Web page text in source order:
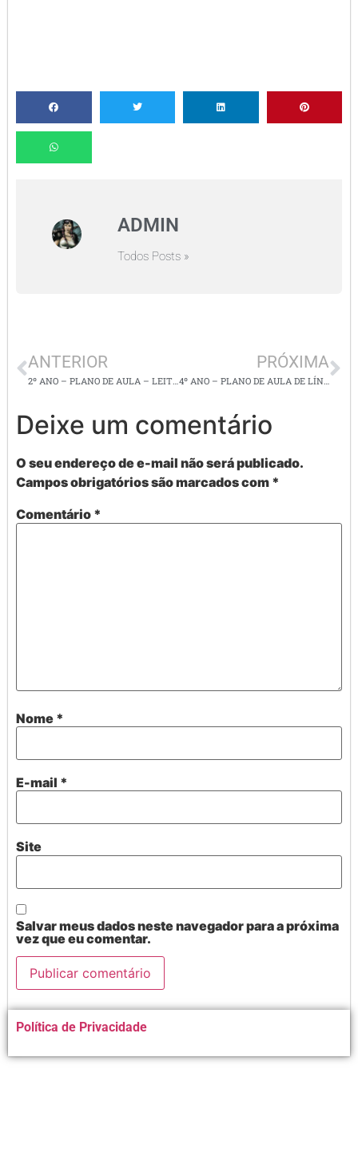
ADMIN
Todos Posts »
ANTERIOR
2º ANO – PLANO DE AULA – LEITURA, INTERPRETAÇÃO, GRAU DO SUBSTANTIVO COM ATIVIDADES
PRÓXIMA
4º ANO – PLANO DE AULA DE LÍNGUA PORTUGUESA – TEMPO VERBAL / LEITURA E INTERPRETAÇÃO DE TEXTOS
Deixe um comentário
O seu endereço de e-mail não será publicado.
Campos obrigatórios são marcados com *
Comentário *
Nome *
E-mail *
Site
Salvar meus dados neste navegador para a próxima
vez que eu comentar.
Alternative:
Política de Privacidade